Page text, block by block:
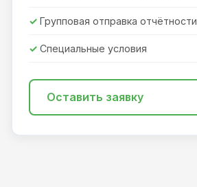
Групповая отправка отчётности
Специальные условия
Оставить заявку